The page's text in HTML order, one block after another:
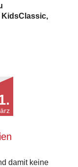
KidsClassic,
damit keine